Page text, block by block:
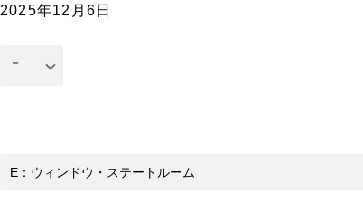
2025年12月6日